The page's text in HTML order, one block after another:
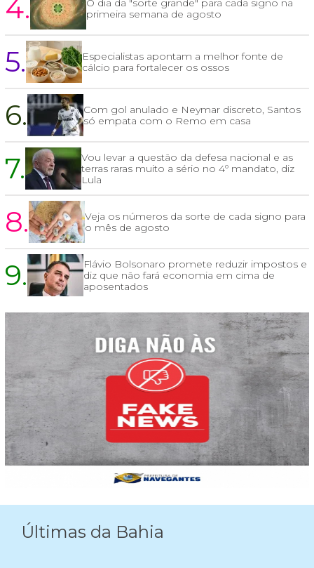
4.
O dia da "sorte grande" para cada signo na
primeira semana de agosto
5.
Especialistas apontam a melhor fonte de
cálcio para fortalecer os ossos
6.
Com gol anulado e Neymar discreto, Santos
só empata com o Remo em casa
7.
Vou levar a questão da defesa nacional e as
terras raras muito a sério no 4º mandato, diz
Lula
8.
Veja os números da sorte de cada signo para
o mês de agosto
9.
Flávio Bolsonaro promete reduzir impostos e
diz que não fará economia em cima de
aposentados
Últimas da Bahia